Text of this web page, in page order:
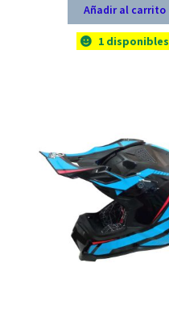
original
era:
$ 108.900.
Añadir al carrito
1 disponibles